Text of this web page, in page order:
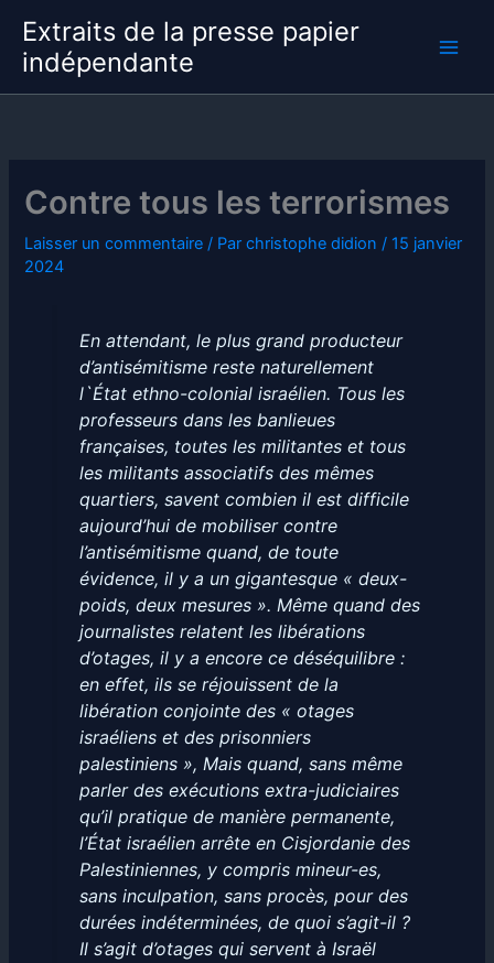
contenu
Extraits de la presse papier
indépendante
Contre tous les terrorismes
Laisser un commentaire / Parchristophe didion / 15 janvier
2024
En attendant, le plus grand producteur
d’antisémitisme reste naturellement
l`État ethno-colonial israélien. Tous les
professeurs dans les banlieues
françaises, toutes les militantes et tous
les militants associatifs des mêmes
quartiers, savent combien il est difficile
aujourd’hui de mobiliser contre
l’antisémitisme quand, de toute
évidence, il y a un gigantesque « deux-
poids, deux mesures ». Même quand des
journalistes relatent les libérations
d’otages, il y a encore ce déséquilibre :
en effet, ils se réjouissent de la
libération conjointe des « otages
israéliens et des prisonniers
palestiniens », Mais quand, sans même
parler des exécutions extra-judiciaires
qu’il pratique de manière permanente,
l’État israélien arrête en Cisjordanie des
Palestiniennes, y compris mineur-es,
sans inculpation, sans procès, pour des
durées indéterminées, de quoi s’agit-il ?
Il s’agit d’otages qui servent à Israël